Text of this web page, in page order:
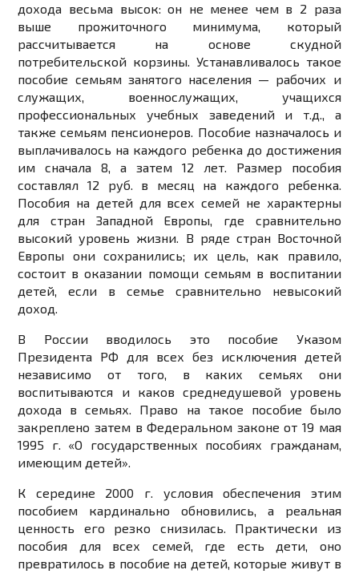
дохода весьма высок: он не менее чем в 2 раза
выше прожиточного минимума, который
рассчитывается на основе скудной
потребительской корзины. Устанавливалось такое
пособие семьям занятого населения — рабочих и
служащих, военнослужащих, учащихся
профессиональных учебных заведений и т.д., а
также семьям пенсионеров. Пособие назначалось и
выплачивалось на каждого ребенка до достижения
им сначала 8, а затем 12 лет. Размер пособия
составлял 12 руб. в месяц на каждого ребенка.
Пособия на детей для всех семей не характерны
для стран Западной Европы, где сравнительно
высокий уровень жизни. В ряде стран Восточной
Европы они сохранились; их цель, как правило,
состоит в оказании помощи семьям в воспитании
детей, если в семье сравнительно невысокий
доход.
В России вводилось это пособие Указом
Президента РФ для всех без исключения детей
независимо от того, в каких семьях они
воспитываются и каков среднедушевой уровень
дохода в семьях. Право на такое пособие было
закреплено затем в Федеральном законе от 19 мая
1995 г. «О государственных пособиях гражданам,
имеющим детей».
К середине 2000 г. условия обеспечения этим
пособием кардинально обновились, а реальная
ценность его резко снизилась. Практически из
пособия для всех семей, где есть дети, оно
превратилось в пособие на детей, которые живут в